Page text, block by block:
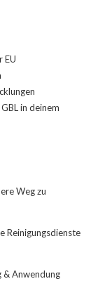
EU
in deinem
Weg zu
Reinigungsdienste
& Anwendung